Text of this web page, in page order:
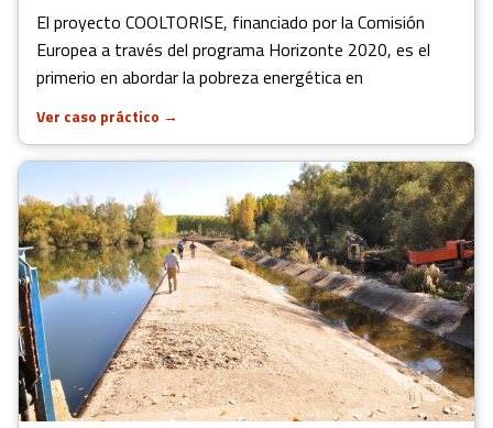
El proyecto COOLTORISE, financiado por la Comisión
Europea a través del programa Horizonte 2020, es el
primerio en abordar la pobreza energética en
Ver caso práctico →